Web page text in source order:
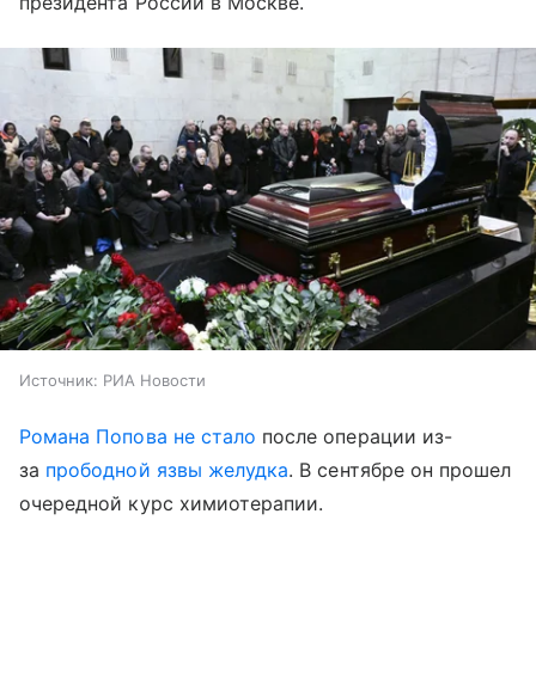
Источник: РИА Новости
Романа Попова не стало после операции из-
за прободной язвы желудка. В сентябре он прошел
очередной курс химиотерапии.